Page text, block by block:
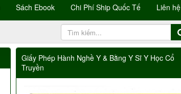
Sách Ebook Chi Phí Ship Quốc Tế Liên hệ
Giấy Phép Hành Nghề Y & Bằng Y Sĩ Y Học Cổ
Truyền